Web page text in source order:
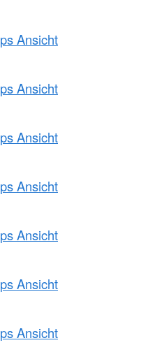
Ansicht
Ansicht
Ansicht
Ansicht
Ansicht
Ansicht
Ansicht